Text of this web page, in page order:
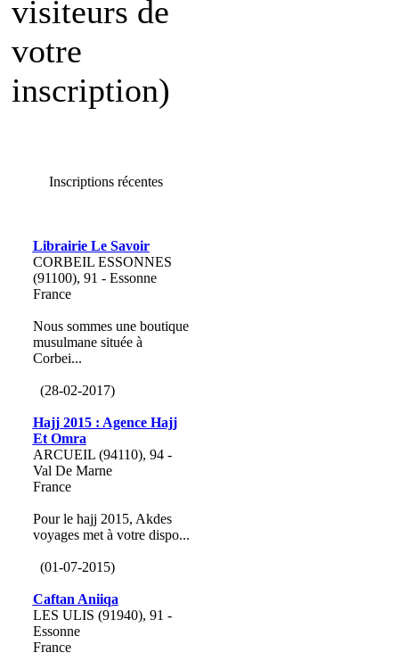
visiteurs de
votre
inscription)
Inscriptions récentes
Librairie Le Savoir
CORBEIL ESSONNES
(91100), 91 - Essonne
France
Nous sommes une boutique
musulmane située à
Corbei...
(28-02-2017)
Hajj 2015 : Agence Hajj
Et Omra
ARCUEIL (94110), 94 -
Val De Marne
France
Pour le hajj 2015, Akdes
voyages met à votre dispo...
(01-07-2015)
Caftan Aniiqa
LES ULIS (91940), 91 -
Essonne
France